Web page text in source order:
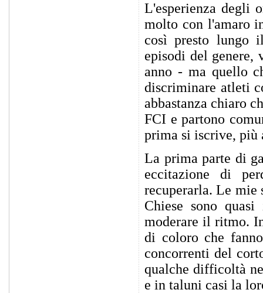
L'esperienza degli
molto con l'amaro
così presto lungo
episodi del genere,
anno - ma quello
discriminare atleti
abbastanza chiaro
FCI e partono
prima si iscrive, più
La prima parte di
eccitazione di
recuperarla. Le
Chiese sono
moderare il ritmo.
di coloro che
concorrenti del
qualche difficoltà
e in taluni casi la